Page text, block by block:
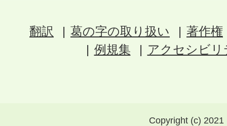
翻訳 葛の字の取り扱い
著作権
例規集
アクセシビ
Copyright (c)